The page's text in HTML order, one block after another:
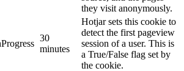
they visit anonymously.
30
minutes
Hotjar sets this cookie to
detect the first pageview
session of a user. This is
a True/False flag set by
the cookie.